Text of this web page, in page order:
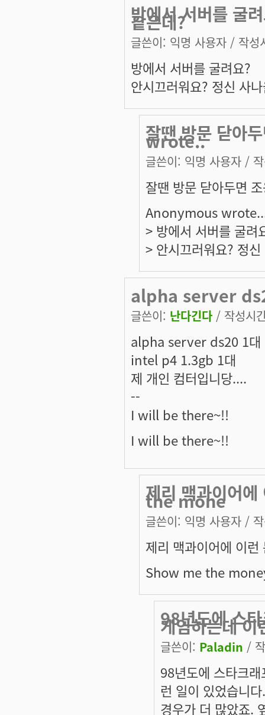
방에서 서버를 굴
같은데?
글쓴이: 익명 사용자 / 작성
방에서 서버를 굴려요?
안시끄러워요? 정신 사
잘땐 방문 닫아
wrote..
글쓴이: 익명 사용자 /
잘땐 방문 닫아두면
Anonymous
> 방에서 서버를 굴려
> 안시끄러워요? 정
alpha server
글쓴이: 난다긴다 / 작성시
alpha server ds20 1대
intel p4 1.3gb 1대
제 개인 컴터입니당....
--
I will be there~!!
I will be there~!!
제리 맥과이어
the mone
글쓴이: 익명 사용자 /
제리 맥과이어에 이런
Show me the
98년도에 스
게임하는데 이
글쓴이: Paladin /
98년도에 스타크
런 일이 있었습니
경우가 더 많았죠.